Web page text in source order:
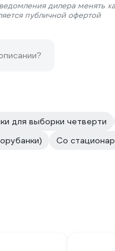
дилера менять
публичной офертой
для выборки четверти
Со